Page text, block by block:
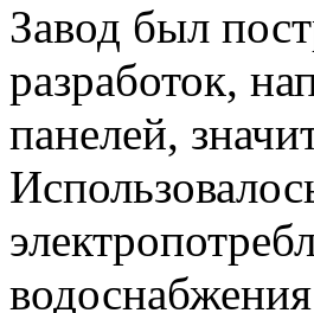
Завод был
разработок,
панелей,